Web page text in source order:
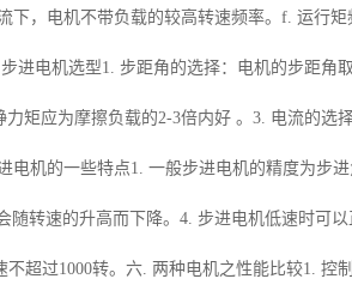
下，电机不带负载的较高转速频率。f. 运行
进电机选型1. 步距角的选择：电机的步距角
矩应为摩擦负载的2-3倍内好 。3. 电流的选
机的一些特点1. 一般步进电机的精度为步进
随转速的升高而下降。4. 步进电机低速时可
超过1000转。六. 两种电机之性能比较1. 控